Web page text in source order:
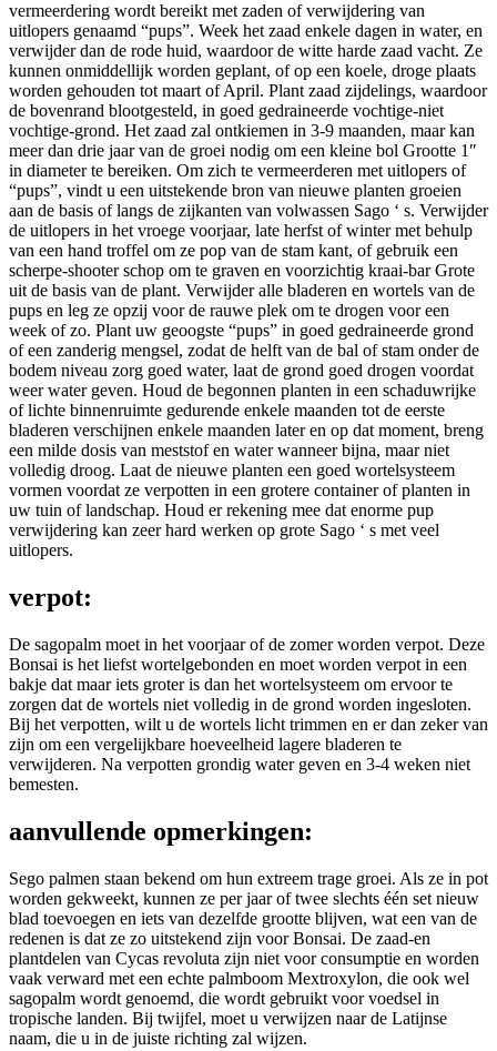
vermeerdering wordt bereikt met zaden of verwijdering van
uitlopers genaamd “pups”. Week het zaad enkele dagen in water, en
verwijder dan de rode huid, waardoor de witte harde zaad vacht. Ze
kunnen onmiddellijk worden geplant, of op een koele, droge plaats
worden gehouden tot maart of April. Plant zaad zijdelings, waardoor
de bovenrand blootgesteld, in goed gedraineerde vochtige-niet
vochtige-grond. Het zaad zal ontkiemen in 3-9 maanden, maar kan
meer dan drie jaar van de groei nodig om een kleine bol Grootte 1″
in diameter te bereiken. Om zich te vermeerderen met uitlopers of
“pups”, vindt u een uitstekende bron van nieuwe planten groeien
aan de basis of langs de zijkanten van volwassen Sago ‘ s. Verwijder
de uitlopers in het vroege voorjaar, late herfst of winter met behulp
van een hand troffel om ze pop van de stam kant, of gebruik een
scherpe-shooter schop om te graven en voorzichtig kraai-bar Grote
uit de basis van de plant. Verwijder alle bladeren en wortels van de
pups en leg ze opzij voor de rauwe plek om te drogen voor een
week of zo. Plant uw geoogste “pups” in goed gedraineerde grond
of een zanderig mengsel, zodat de helft van de bal of stam onder de
bodem niveau zorg goed water, laat de grond goed drogen voordat
weer water geven. Houd de begonnen planten in een schaduwrijke
of lichte binnenruimte gedurende enkele maanden tot de eerste
bladeren verschijnen enkele maanden later en op dat moment, breng
een milde dosis van meststof en water wanneer bijna, maar niet
volledig droog. Laat de nieuwe planten een goed wortelsysteem
vormen voordat ze verpotten in een grotere container of planten in
uw tuin of landschap. Houd er rekening mee dat enorme pup
verwijdering kan zeer hard werken op grote Sago ‘ s met veel
uitlopers.
verpot:
De sagopalm moet in het voorjaar of de zomer worden verpot. Deze
Bonsai is het liefst wortelgebonden en moet worden verpot in een
bakje dat maar iets groter is dan het wortelsysteem om ervoor te
zorgen dat de wortels niet volledig in de grond worden ingesloten.
Bij het verpotten, wilt u de wortels licht trimmen en er dan zeker van
zijn om een vergelijkbare hoeveelheid lagere bladeren te
verwijderen. Na verpotten grondig water geven en 3-4 weken niet
bemesten.
aanvullende opmerkingen:
Sego palmen staan bekend om hun extreem trage groei. Als ze in pot
worden gekweekt, kunnen ze per jaar of twee slechts één set nieuw
blad toevoegen en iets van dezelfde grootte blijven, wat een van de
redenen is dat ze zo uitstekend zijn voor Bonsai. De zaad-en
plantdelen van Cycas revoluta zijn niet voor consumptie en worden
vaak verward met een echte palmboom Mextroxylon, die ook wel
sagopalm wordt genoemd, die wordt gebruikt voor voedsel in
tropische landen. Bij twijfel, moet u verwijzen naar de Latijnse
naam, die u in de juiste richting zal wijzen.